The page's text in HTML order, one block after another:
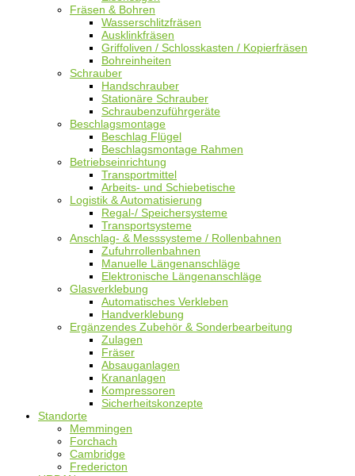
Fräsen & Bohren
Wasserschlitzfräsen
Ausklinkfräsen
Griffoliven / Schlosskasten / Kopierfräsen
Bohreinheiten
Schrauber
Handschrauber
Stationäre Schrauber
Schraubenzuführgeräte
Beschlagsmontage
Beschlag Flügel
Beschlagsmontage Rahmen
Betriebseinrichtung
Transportmittel
Arbeits- und Schiebetische
Logistik & Automatisierung
Regal-/ Speichersysteme
Transportsysteme
Anschlag- & Messsysteme / Rollenbahnen
Zufuhrrollenbahnen
Manuelle Längenanschläge
Elektronische Längenanschläge
Glasverklebung
Automatisches Verkleben
Handverklebung
Ergänzendes Zubehör & Sonderbearbeitung
Zulagen
Fräser
Absauganlagen
Krananlagen
Kompressoren
Sicherheitskonzepte
Standorte
Memmingen
Forchach
Cambridge
Fredericton